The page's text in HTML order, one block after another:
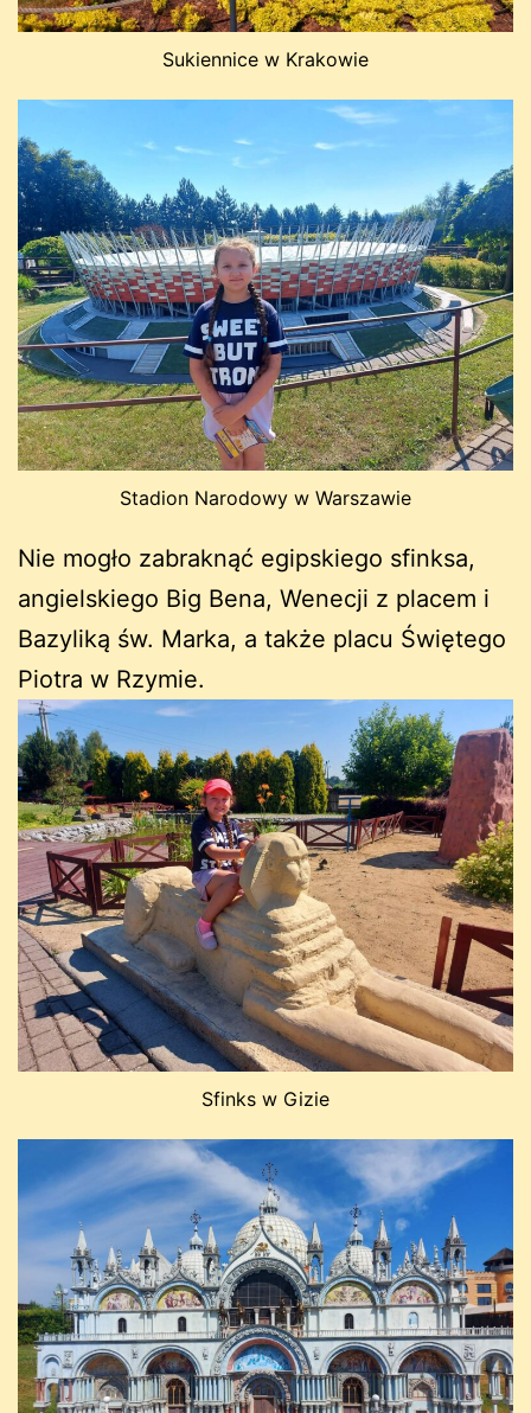
Sukiennice w Krakowie
Stadion Narodowy w Warszawie
Nie mogło zabraknąć egipskiego sfinksa,
angielskiego Big Bena, Wenecji z placem i
Bazyliką św. Marka, a także placu Świętego
Piotra w Rzymie.
Sfinks w Gizie